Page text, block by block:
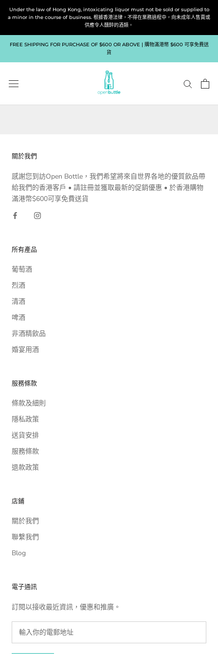
Under the law of Hong Kong, intoxicating liquor must not be sold or supplied to
a minor in the course of business. 根據香港法律，不得在業務過程中，向未成年人售賣或
供應令人醺醉的酒類。
FREE SHIPPING FOR PURCHASE OF $600 OR ABOVE | 購物滿港幣 $600 可享免費送
貨
關於我們
感謝您到訪Open Bottle，我們希望將來自世界各地的優質飲品帶
給我們的香港客戶 • 請註冊並獲取最新的促銷優惠 • 於香港購物
滿港幣$600可享免費送貨
所有產品
葡萄酒
烈酒
清酒
啤酒
非酒精飲品
婚宴用酒
服務條款
條款及細則
隱私政策
送貨安排
服務條款
退款政策
店鋪
關於我們
聯繫我們
Blog
電子通訊
訂閱以接收最近資訊，優惠和推廣。